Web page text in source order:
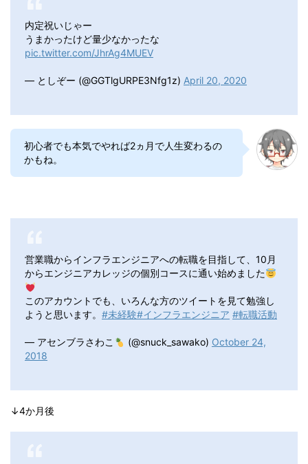
内定祝いじゃー
うまかったけど量少なかったな
pic.twitter.com/JhrAg4MUEV
— としぞー (@GGTlgURPE3Nfg1z) April 20, 2020
初心者でも本気でやれば2ヵ月で人生変わるの
かもね。
営業職からインフラエンジニアへの転職を目指して、10月
からエンジニアカレッジの個別コースに通い始めました
このアカウントでも、いろんな方のツイートを見て勉強し
ようと思います。 #未経験#インフラエンジニア #転職活動
— アセンブラさわこ (@snuck_sawako) October 24,
2018
↓4か月後